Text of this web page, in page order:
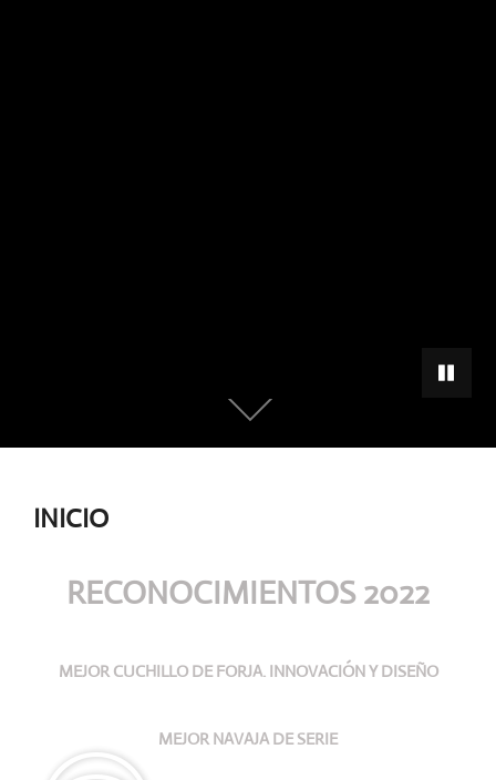
INICIO
RECONOCIMIENTOS 2022
MEJOR CUCHILLO DE FORJA. INNOVACIÓN Y DISEÑO
MEJOR NAVAJA DE SERIE